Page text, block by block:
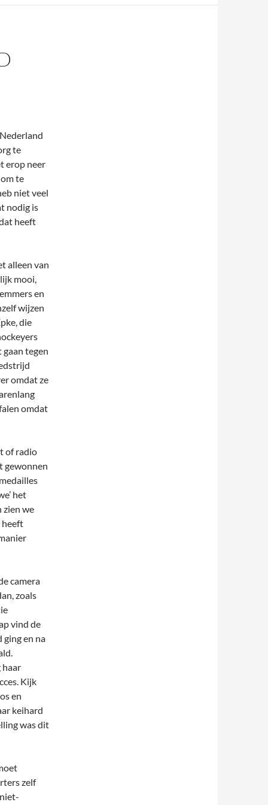
te
erop neer
te
niet veel
nodig is
heeft
alleen van
mooi,
en
wijzen
die
tegen
omdat ze
omdat
of radio
gewonnen
het
zien we
heeft
camera
zoals
vind de
ging en na
haar
Kijk
en
keihard
was dit
zelf